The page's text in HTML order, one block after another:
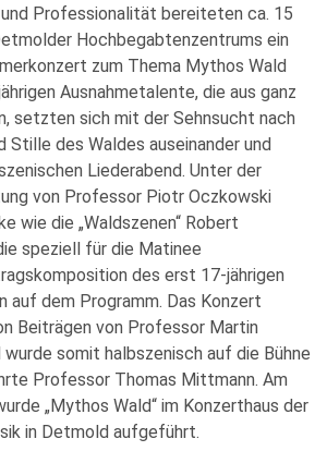
Professionalität bereiteten ca. 15
Hochbegabtenzentrums ein
zum Thema Mythos Wald
Ausnahmetalente, die aus ganz
setzten sich mit der Sehnsucht nach
Stille des Waldes auseinander und
Liederabend. Unter der
von Professor Piotr Oczkowski
wie die „Waldszenen“ Robert
speziell für die Matinee
des erst 17-jährigen
auf dem Programm. Das Konzert
Beiträgen von Professor Martin
wurde somit halbszenisch auf die Bühne
Professor Thomas Mittmann. Am
„Mythos Wald“ im Konzerthaus der
in Detmold aufgeführt.